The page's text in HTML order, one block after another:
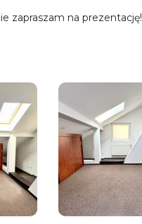
zapraszam na prezentację!